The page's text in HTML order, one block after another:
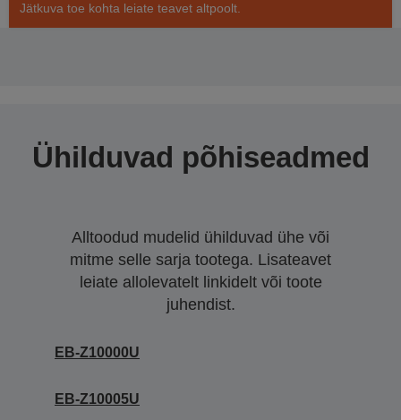
Jätkuva toe kohta leiate teavet altpoolt.
Ühilduvad põhiseadmed
Alltoodud mudelid ühilduvad ühe või
mitme selle sarja tootega. Lisateavet
leiate allolevatelt linkidelt või toote
juhendist.
EB-Z10000U
EB-Z10005U